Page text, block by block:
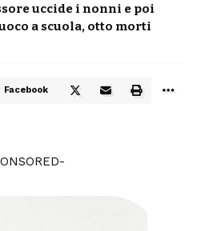
uccide i nonni e poi
a scuola, otto morti
Facebook